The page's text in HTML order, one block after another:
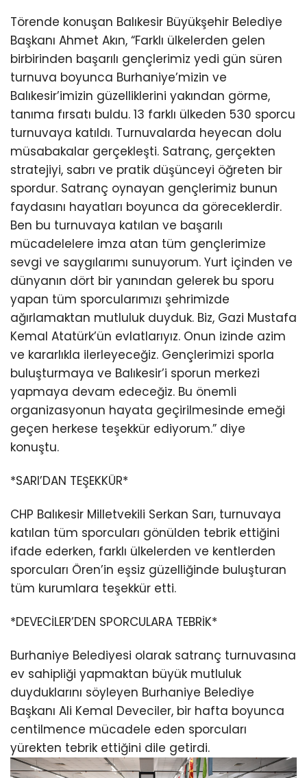
Törende konuşan Balıkesir Büyükşehir Belediye
Başkanı Ahmet Akın, “Farklı ülkelerden gelen
birbirinden başarılı gençlerimiz yedi gün süren
turnuva boyunca Burhaniye’mizin ve
Balıkesir’imizin güzelliklerini yakından görme,
tanıma fırsatı buldu. 13 farklı ülkeden 530 sporcu
turnuvaya katıldı. Turnuvalarda heyecan dolu
müsabakalar gerçekleşti. Satranç, gerçekten
stratejiyi, sabrı ve pratik düşünceyi öğreten bir
spordur. Satranç oynayan gençlerimiz bunun
faydasını hayatları boyunca da göreceklerdir.
Ben bu turnuvaya katılan ve başarılı
mücadelelere imza atan tüm gençlerimize
sevgi ve saygılarımı sunuyorum. Yurt içinden ve
dünyanın dört bir yanından gelerek bu sporu
yapan tüm sporcularımızı şehrimizde
ağırlamaktan mutluluk duyduk. Biz, Gazi Mustafa
Kemal Atatürk’ün evlatlarıyız. Onun izinde azim
ve kararlıkla ilerleyeceğiz. Gençlerimizi sporla
buluşturmaya ve Balıkesir’i sporun merkezi
yapmaya devam edeceğiz. Bu önemli
organizasyonun hayata geçirilmesinde emeği
geçen herkese teşekkür ediyorum.” diye
konuştu.
*SARI’DAN TEŞEKKÜR*
CHP Balıkesir Milletvekili Serkan Sarı, turnuvaya
katılan tüm sporcuları gönülden tebrik ettiğini
ifade ederken, farklı ülkelerden ve kentlerden
sporcuları Ören’in eşsiz güzelliğinde buluşturan
tüm kurumlara teşekkür etti.
*DEVECİLER’DEN SPORCULARA TEBRİK*
Burhaniye Belediyesi olarak satranç turnuvasına
ev sahipliği yapmaktan büyük mutluluk
duyduklarını söyleyen Burhaniye Belediye
Başkanı Ali Kemal Deveciler, bir hafta boyunca
centilmence mücadele eden sporcuları
yürekten tebrik ettiğini dile getirdi.